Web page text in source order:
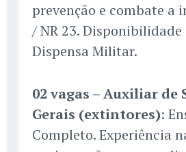
prevenção e combate a
/ NR 23.
Dispensa Militar.
02 vagas – Auxiliar de
Gerais (extintores):
Completo. Experiência